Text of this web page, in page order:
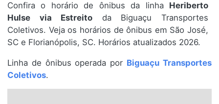
Espírito Santo
Paraná
Santa Catarina
Confira o horário de ônibus da linha Heriberto
Hulse via Estreito da Biguaçu Transportes
Coletivos. Veja os horários de ônibus em São José,
SC e Florianópolis, SC. Horários atualizados 2026.
Linha de ônibus operada por Biguaçu Transportes
Coletivos.